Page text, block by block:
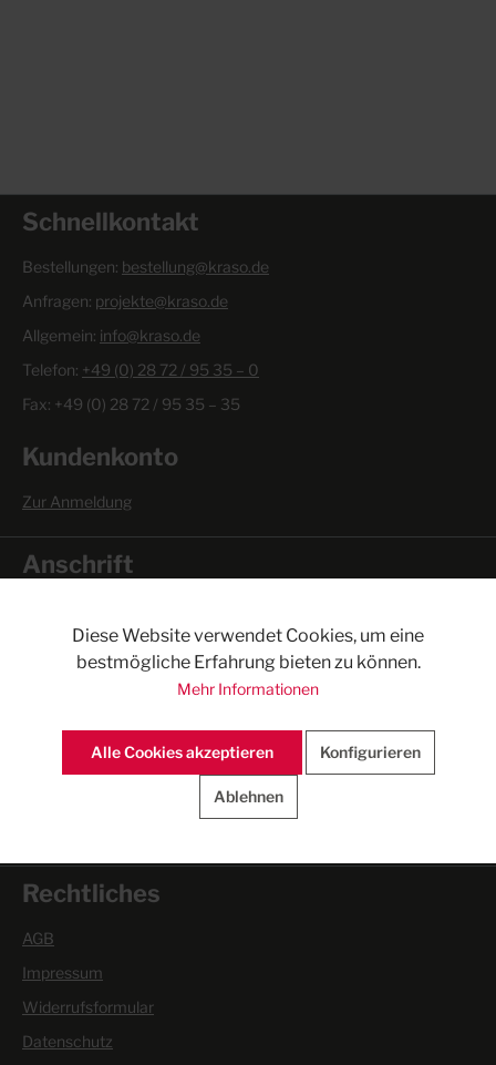
Schnellkontakt
Bestellungen: bestellung@kraso.de
Anfragen: projekte@kraso.de
Allgemein: info@kraso.de
Telefon: +49 (0) 28 72 / 95 35 – 0
Fax: +49 (0) 28 72 / 95 35 – 35
Kundenkonto
Zur Anmeldung
Anschrift
Baumannweg 1
Fr. 7.00 - 15.30 Uhr
Warenannahme- und Abholzeiten:
Rechtliches
AGB
Impressum
Widerrufsformular
Datenschutz
Diese Website verwendet Cookies, um eine
bestmögliche Erfahrung bieten zu können.
Mehr Informationen
Alle Cookies akzeptieren Konfigurieren
Ablehnen